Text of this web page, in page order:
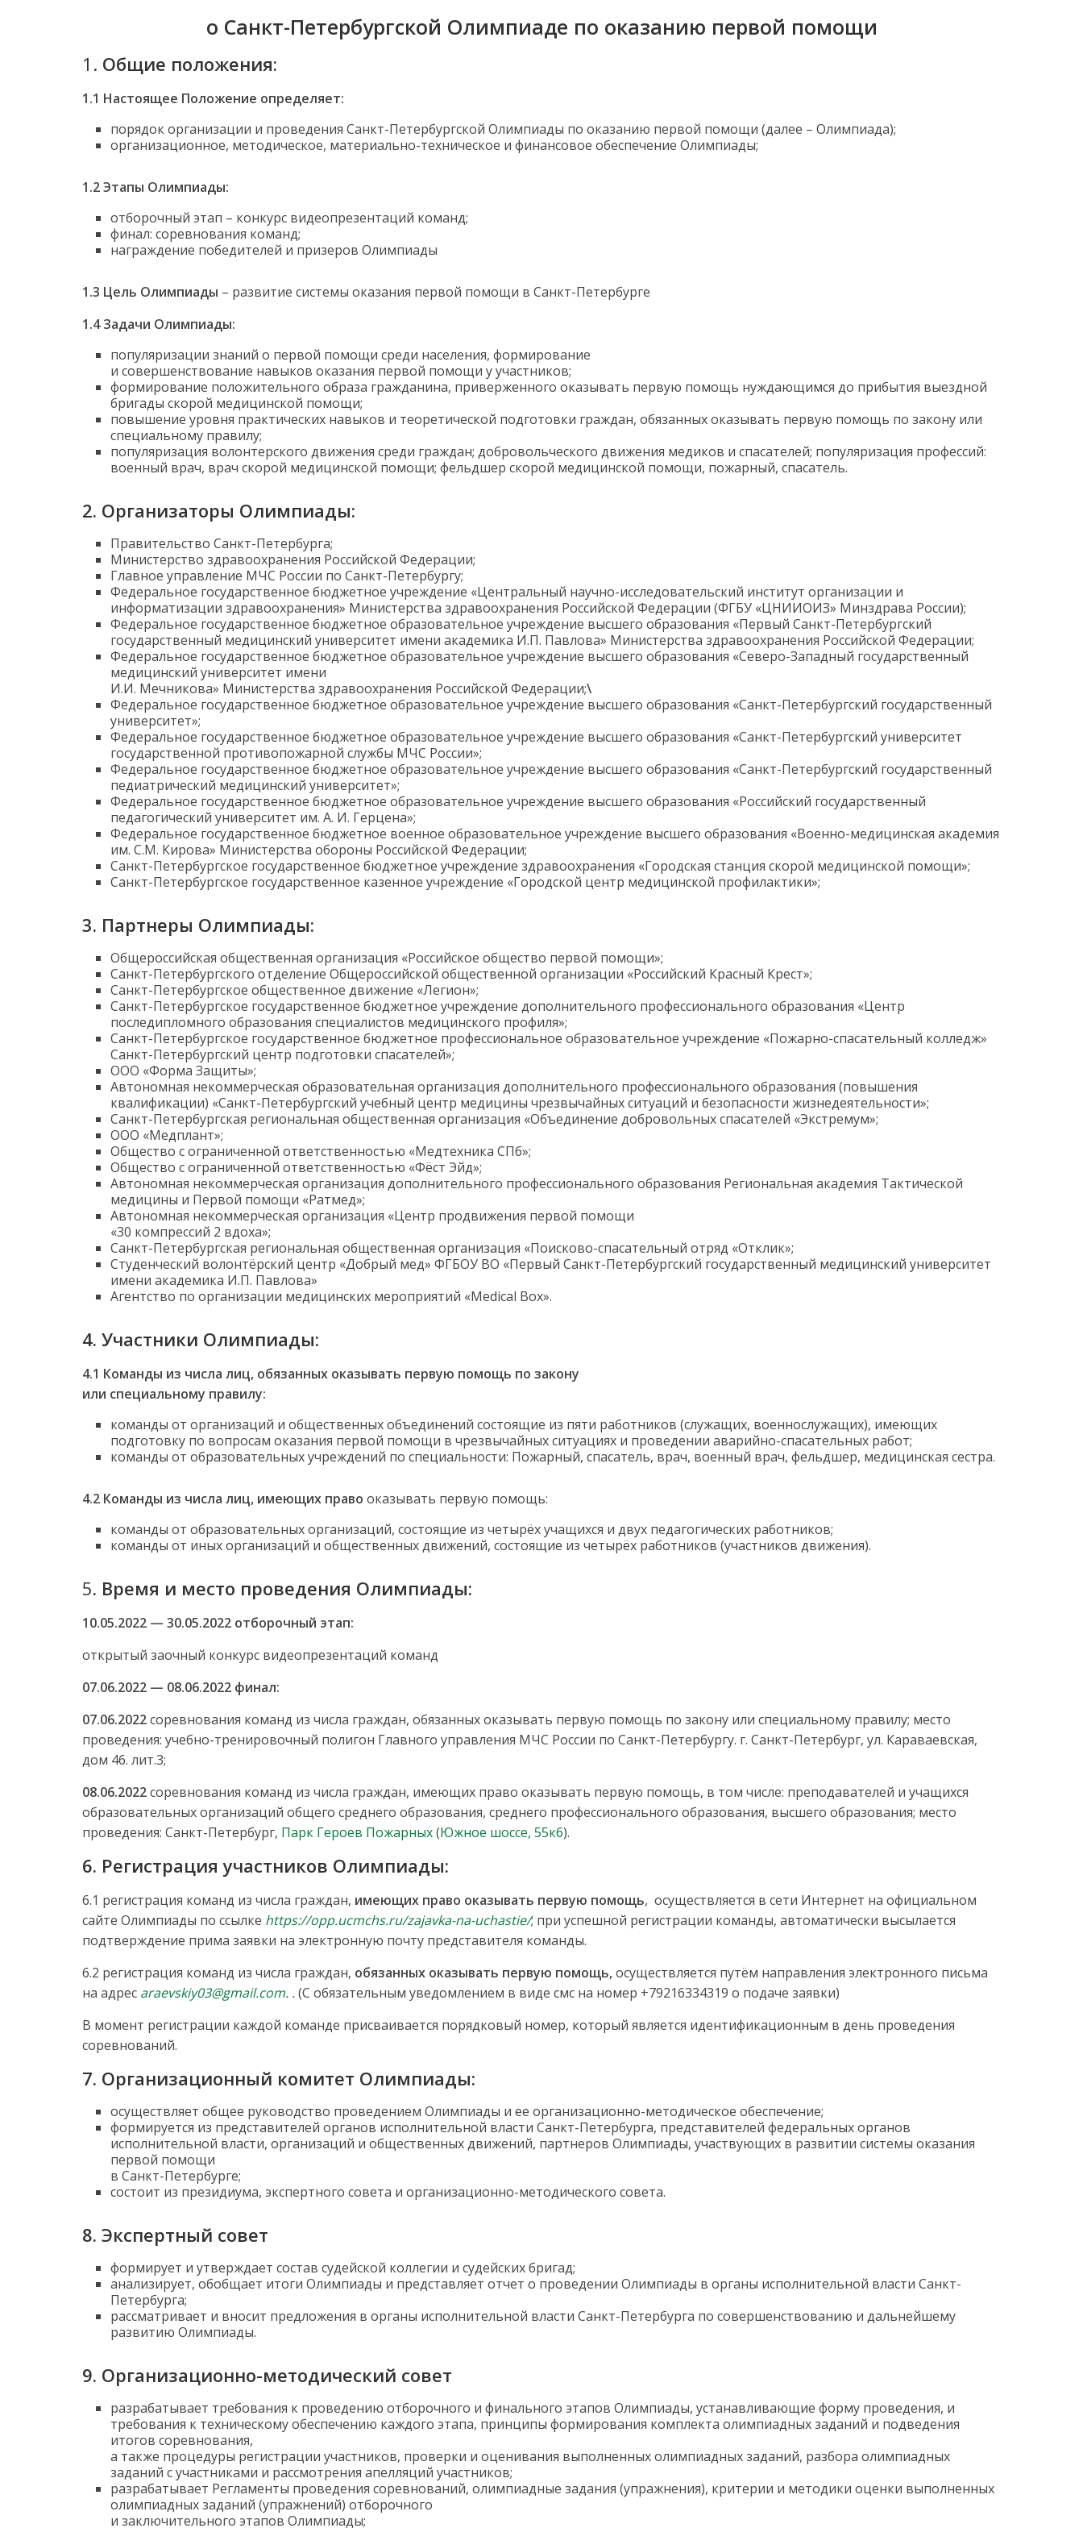
оказанию
первой
о Санкт-Петербургской Олимпиаде по оказанию первой помощи
1. Общие положения:
1.1 Настоящее Положение определяет:
порядок организации и проведения Санкт-Петербургской Олимпиады по оказанию первой помощи (далее – Олимпиада);
организационное, методическое, материально-техническое и финансовое обеспечение Олимпиады;
1.2 Этапы Олимпиады:
отборочный этап – конкурс видеопрезентаций команд;
финал: соревнования команд;
награждение победителей и призеров Олимпиады
1.3 Цель Олимпиады – развитие системы оказания первой помощи в Санкт-Петербурге
1.4 Задачи Олимпиады:
популяризации знаний о первой помощи среди населения, формирование
и совершенствование навыков оказания первой помощи у участников;
формирование положительного образа гражданина, приверженного оказывать первую помощь нуждающимся до прибытия выездной
бригады скорой медицинской помощи;
повышение уровня практических навыков и теоретической подготовки граждан, обязанных оказывать первую помощь по закону или
специальному правилу;
популяризация волонтерского движения среди граждан; добровольческого движения медиков и спасателей; популяризация профессий:
военный врач, врач скорой медицинской помощи; фельдшер скорой медицинской помощи, пожарный, спасатель.
2. Организаторы Олимпиады:
Правительство Санкт-Петербурга;
Министерство здравоохранения Российской Федерации;
Главное управление МЧС России по Санкт-Петербургу;
Федеральное государственное бюджетное учреждение «Центральный научно-исследовательский институт организации и
информатизации здравоохранения» Министерства здравоохранения Российской Федерации (ФГБУ «ЦНИИОИЗ» Минздрава России);
Федеральное государственное бюджетное образовательное учреждение высшего образования «Первый Санкт-Петербургский
государственный медицинский университет имени академика И.П. Павлова» Министерства здравоохранения Российской Федерации;
Федеральное государственное бюджетное образовательное учреждение высшего образования «Северо-Западный государственный
медицинский университет имени
И.И. Мечникова» Министерства здравоохранения Российской Федерации;\
Федеральное государственное бюджетное образовательное учреждение высшего образования «Санкт-Петербургский государственный
университет»;
Федеральное государственное бюджетное образовательное учреждение высшего образования «Санкт-Петербургский университет
государственной противопожарной службы МЧС России»;
Федеральное государственное бюджетное образовательное учреждение высшего образования «Санкт-Петербургский государственный
педиатрический медицинский университет»;
Федеральное государственное бюджетное образовательное учреждение высшего образования «Российский государственный
педагогический университет им. А. И. Герцена»;
Федеральное государственное бюджетное военное образовательное учреждение высшего образования «Военно-медицинская академия
им. С.М. Кирова» Министерства обороны Российской Федерации;
Санкт-Петербургское государственное бюджетное учреждение здравоохранения «Городская станция скорой медицинской помощи»;
Санкт-Петербургское государственное казенное учреждение «Городской центр медицинской профилактики»;
3. Партнеры Олимпиады:
Общероссийская общественная организация «Российское общество первой помощи»;
Санкт-Петербургского отделение Общероссийской общественной организации «Российский Красный Крест»;
Санкт-Петербургское общественное движение «Легион»;
Санкт-Петербургское государственное бюджетное учреждение дополнительного профессионального образования «Центр
последипломного образования специалистов медицинского профиля»;
Санкт-Петербургское государственное бюджетное профессиональное образовательное учреждение «Пожарно-спасательный колледж»
Санкт-Петербургский центр подготовки спасателей»;
ООО «Форма Защиты»;
Автономная некоммерческая образовательная организация дополнительного профессионального образования (повышения
квалификации) «Санкт-Петербургский учебный центр медицины чрезвычайных ситуаций и безопасности жизнедеятельности»;
Санкт-Петербургская региональная общественная организация «Объединение добровольных спасателей «Экстремум»;
ООО «Медплант»;
Общество с ограниченной ответственностью «Медтехника СПб»;
Общество с ограниченной ответственностью «Фёст Эйд»;
Автономная некоммерческая организация дополнительного профессионального образования Региональная академия Тактической
медицины и Первой помощи «Ратмед»;
Автономная некоммерческая организация «Центр продвижения первой помощи
«30 компрессий 2 вдоха»;
Санкт-Петербургская региональная общественная организация «Поисково-спасательный отряд «Отклик»;
Студенческий волонтёрский центр «Добрый мед» ФГБОУ ВО «Первый Санкт-Петербургский государственный медицинский университет
имени академика И.П. Павлова»
Агентство по организации медицинских мероприятий «Medical Box».
4. Участники Олимпиады:
4.1 Команды из числа лиц, обязанных оказывать первую помощь по закону
или специальному правилу:
команды от организаций и общественных объединений состоящие из пяти работников (служащих, военнослужащих), имеющих
подготовку по вопросам оказания первой помощи в чрезвычайных ситуациях и проведении аварийно-спасательных работ;
команды от образовательных учреждений по специальности: Пожарный, спасатель, врач, военный врач, фельдшер, медицинская сестра.
4.2 Команды из числа лиц, имеющих право оказывать первую помощь:
команды от образовательных организаций, состоящие из четырёх учащихся и двух педагогических работников;
команды от иных организаций и общественных движений, состоящие из четырёх работников (участников движения).
5. Время и место проведения Олимпиады:
10.05.2022 — 30.05.2022 отборочный этап:
открытый заочный конкурс видеопрезентаций команд
07.06.2022 — 08.06.2022 финал:
07.06.2022соревнования команд из числа граждан, обязанных оказывать первую помощь по закону или специальному правилу; место
проведения: учебно-тренировочный полигон Главного управления МЧС России по Санкт-Петербургу. г. Санкт-Петербург, ул. Караваевская,
дом 46. лит.3;
08.06.2022соревнования команд из числа граждан, имеющих право оказывать первую помощь, в том числе: преподавателей и учащихся
образовательных организаций общего среднего образования, среднего профессионального образования, высшего образования; место
проведения: Санкт-Петербург, Парк Героев Пожарных(Южное шоссе, 55к6).
6. Регистрация участников Олимпиады:
6.1 регистрация команд из числа граждан, имеющих право оказывать первую помощь, осуществляется в сети Интернет на официальном
сайте Олимпиады по ссылке https://opp.ucmchs.ru/zajavka-na-uchastie/; при успешной регистрации команды, автоматически высылается
подтверждение прима заявки на электронную почту представителя команды.
6.2 регистрация команд из числа граждан, обязанных оказывать первую помощь,осуществляется путём направления электронного письма
на адрес araevskiy03@gmail.com. .(С обязательным уведомлением в виде смс на номер +79216334319 о подаче заявки)
В момент регистрации каждой команде присваивается порядковый номер, который является идентификационным в день проведения
соревнований.
7. Организационный комитет Олимпиады:
осуществляет общее руководство проведением Олимпиады и ее организационно-методическое обеспечение;
формируется из представителей органов исполнительной власти Санкт-Петербурга, представителей федеральных органов
исполнительной власти, организаций и общественных движений, партнеров Олимпиады, участвующих в развитии системы оказания
первой помощи
в Санкт-Петербурге;
состоит из президиума, экспертного совета и организационно-методического совета.
8. Экспертный совет
формирует и утверждает состав судейской коллегии и судейских бригад;
анализирует, обобщает итоги Олимпиады и представляет отчет о проведении Олимпиады в органы исполнительной власти Санкт-
Петербурга;
рассматривает и вносит предложения в органы исполнительной власти Санкт-Петербурга по совершенствованию и дальнейшему
развитию Олимпиады.
9. Организационно-методический совет
разрабатывает требования к проведению отборочного и финального этапов Олимпиады, устанавливающие форму проведения, и
требования к техническому обеспечению каждого этапа, принципы формирования комплекта олимпиадных заданий и подведения
итогов соревнования,
а также процедуры регистрации участников, проверки и оценивания выполненных олимпиадных заданий, разбора олимпиадных
заданий с участниками и рассмотрения апелляций участников;
разрабатывает Регламенты проведения соревнований, олимпиадные задания (упражнения), критерии и методики оценки выполненных
олимпиадных заданий (упражнений) отборочного
и заключительного этапов Олимпиады;